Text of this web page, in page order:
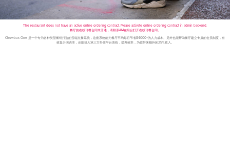
The restaurant does not have an active online ordering contract. Please activate online ordering contract in admin backend.
餐厅的在线订餐合同未开通，请联系AM在后台打开在线订餐合同。
Chowbus One 是一个专为各种类型餐馆打造的云端点餐系统，这套系统能为餐厅平均每月节省$4000+的人力成本。另外也能帮助餐厅建立专属的会员制度，有
效提升回访率，还能接入第三方外卖平台系统，提升效率，为你带来额外的25%收入。